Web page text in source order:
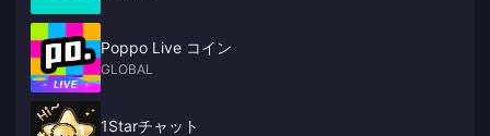
Poppo Live コイン
GLOBAL
1Starチャット